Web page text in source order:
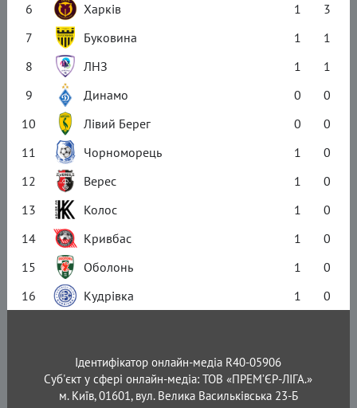
6
Харків 1
3
7
Буковина 1
1
8
ЛНЗ 1
1
9
Динамо 0
0
10
Лівий Берег 0
0
11
Чорноморець 1
0
12
Верес 1
0
13
Колос 1
0
14
Кривбас 1
0
15
Оболонь 1
0
16
Кудрівка 1 0
Ідентифікатор онлайн-медіа R40-05906
Суб'єкт у сфері онлайн-медіа: ТОВ «ПРЕМ’ЄР-ЛІГА.»
м. Київ, 01601, вул. Велика Васильківська 23-Б